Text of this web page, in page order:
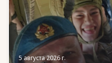
5 августа 2026 г.